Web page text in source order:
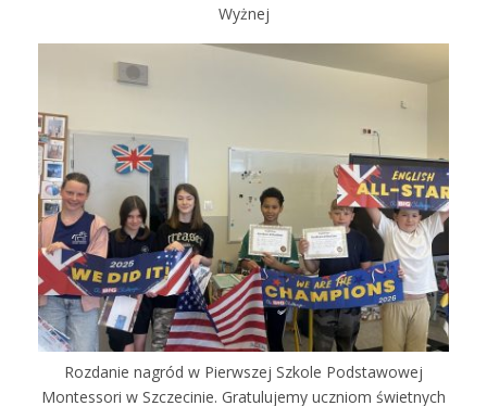
Wyżnej
Rozdanie nagród w Pierwszej Szkole Podstawowej
Montessori w Szczecinie. Gratulujemy uczniom świetnych